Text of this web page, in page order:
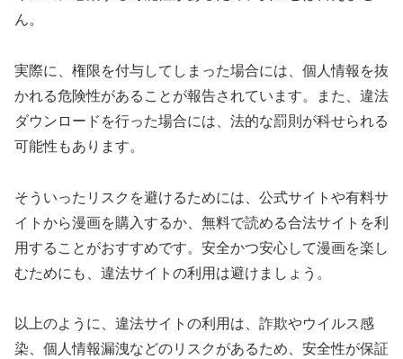
ん。
実際に、権限を付与してしまった場合には、個人情報を抜
かれる危険性があることが報告されています。また、違法
ダウンロードを行った場合には、法的な罰則が科せられる
可能性もあります。
そういったリスクを避けるためには、公式サイトや有料サ
イトから漫画を購入するか、無料で読める合法サイトを利
用することがおすすめです。安全かつ安心して漫画を楽し
むためにも、違法サイトの利用は避けましょう。
以上のように、違法サイトの利用は、詐欺やウイルス感
染、個人情報漏洩などのリスクがあるため、安全性が保証